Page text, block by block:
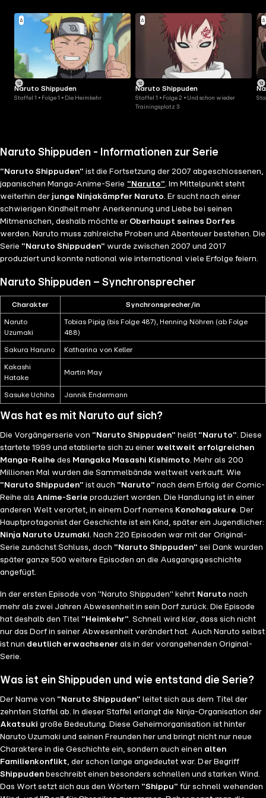
Naruto Shippuden
Staffel 1 • Folge 1 • Die Heimkehr
Naruto Shippuden
Staffel 1 • Folge 2 • Und schon wieder
Trainingsplatz 3
Naruto Shippuden - Informationen zur Serie
"Naruto Shippuden" ist die Fortsetzung der 2007 abgeschlossenen,
japanischen Manga-Anime-Serie "Naruto". Im Mittelpunkt steht
weiterhin der junge Ninjakämpfer Naruto. Er sucht nach einer
schwierigen Kindheit mehr Anerkennung und Liebe bei seinen
Mitmenschen, deshalb möchte er Oberhaupt seines Dorfes
werden. Naruto muss zahlreiche Proben und Abenteuer bestehen. Die
Serie "Naruto Shippuden" wurde zwischen 2007 und 2017
produziert und konnte national wie international viele Erfolge feiern.
Naruto Shippuden – Synchronsprecher
Charakter Synchronsprecher/in
Naruto
Uzumaki
Tobias Pipig (bis Folge 487), Henning Nöhren (ab Folge
488)
Sakura Haruno Katharina von Keller
Kakashi
Hatake
Martin May
Sasuke Uchiha Jannik Endermann
Was hat es mit Naruto auf sich?
Die Vorgängerserie von "Naruto Shippuden" heißt "Naruto". Diese
startete 1999 und etablierte sich zu einer weltweit erfolgreichen
Manga-Reihe des Mangaka Masashi Kishimoto. Mehr als 200
Millionen Mal wurden die Sammelbände weltweit verkauft. Wie
"Naruto Shippuden" ist auch "Naruto" nach dem Erfolg der Comic-
Reihe als Anime-Serie produziert worden. Die Handlung ist in einer
anderen Welt verortet, in einem Dorf namens Konohagakure. Der
Hauptprotagonist der Geschichte ist ein Kind, später ein Jugendlicher:
Ninja Naruto Uzumaki. Nach 220 Episoden war mit der Original-
Serie zunächst Schluss, doch "Naruto Shippuden" sei Dank wurden
später ganze 500 weitere Episoden an die Ausgangsgeschichte
angefügt.
In der ersten Episode von "Naruto Shippuden" kehrt Naruto nach
mehr als zwei Jahren Abwesenheit in sein Dorf zurück. Die Episode
hat deshalb den Titel "Heimkehr". Schnell wird klar, dass sich nicht
nur das Dorf in seiner Abwesenheit verändert hat. Auch Naruto selbst
ist nun deutlich erwachsener als in der vorangehenden Original-
Serie.
Was ist ein Shippuden und wie entstand die Serie?
Der Name von "Naruto Shippuden" leitet sich aus dem Titel der
zehnten Staffel ab. In dieser Staffel erlangt die Ninja-Organisation der
Akatsuki große Bedeutung. Diese Geheimorganisation ist hinter
Naruto Uzumaki und seinen Freunden her und bringt nicht nur neue
Charaktere in die Geschichte ein, sondern auch einen alten
Familienkonflikt, der schon lange angedeutet war. Der Begriff
Shippuden beschreibt einen besonders schnellen und starken Wind.
Das Wort setzt sich aus den Wörtern "Shippu" für schnell wehenden